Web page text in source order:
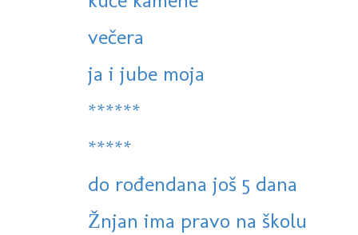
večera
ja i jube moja
******
*****
do rođendana još 5 dana
Žnjan ima pravo na školu